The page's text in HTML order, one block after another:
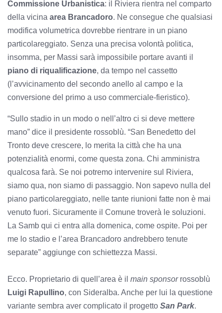
Commissione Urbanistica: il Riviera rientra nel comparto
della vicina area Brancadoro. Ne consegue che qualsiasi
modifica volumetrica dovrebbe rientrare in un piano
particolareggiato. Senza una precisa volontà politica,
insomma, per Massi sarà impossibile portare avanti il
piano di riqualificazione, da tempo nel cassetto
(l’avvicinamento del secondo anello al campo e la
conversione del primo a uso commerciale-fieristico).
“Sullo stadio in un modo o nell’altro ci si deve mettere
mano” dice il presidente rossoblù. “San Benedetto del
Tronto deve crescere, lo merita la città che ha una
potenzialità enormi, come questa zona. Chi amministra
qualcosa farà. Se noi potremo intervenire sul Riviera,
siamo qua, non siamo di passaggio. Non sapevo nulla del
piano particolareggiato, nelle tante riunioni fatte non è mai
venuto fuori. Sicuramente il Comune troverà le soluzioni.
La Samb qui ci entra alla domenica, come ospite. Poi per
me lo stadio e l’area Brancadoro andrebbero tenute
separate” aggiunge con schiettezza Massi.
Ecco. Proprietario di quell’area è il main sponsorrossoblù
Luigi Rapullino, con Sideralba. Anche per lui la questione
variante sembra aver complicato il progetto San Park.